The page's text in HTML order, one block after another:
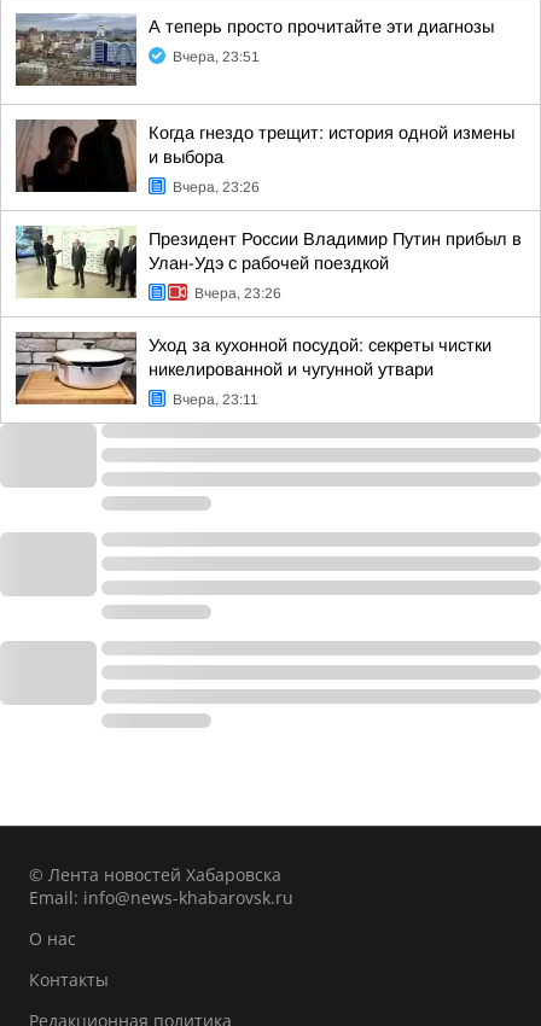
А теперь просто прочитайте эти диагнозы
Вчера, 23:51
Когда гнездо трещит: история одной измены
и выбора
Вчера, 23:26
Президент России Владимир Путин прибыл в
Улан-Удэ с рабочей поездкой
Вчера, 23:26
Уход за кухонной посудой: секреты чистки
никелированной и чугунной утвари
Вчера, 23:11
© Лента новостей Хабаровска
Email: info@news-khabarovsk.ru
О нас
Контакты
Редакционная политика